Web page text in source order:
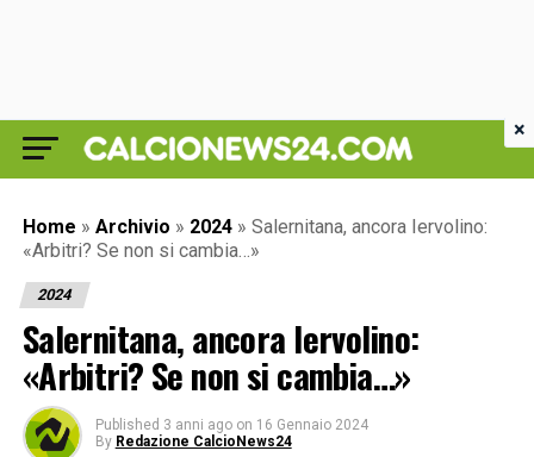
Home » Archivio » 2024 » Salernitana, ancora Iervolino:
«Arbitri? Se non si cambia…»
2024
Salernitana, ancora Iervolino:
«Arbitri? Se non si cambia…»
Published 3 anni ago on 16 Gennaio 2024
By Redazione CalcioNews24
×